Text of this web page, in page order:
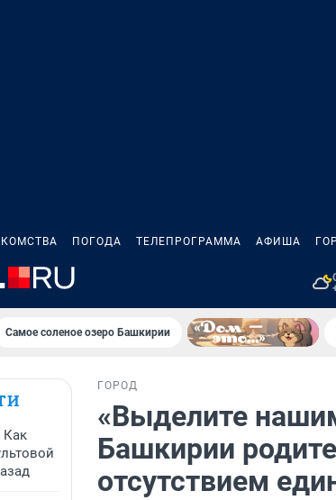
ПОГОДА ТЕЛЕПРОГРАММА АФИША
Самое соленое озеро Башкирии
Как
ГОРОД
«Выделите
Башкирии
отсутствием